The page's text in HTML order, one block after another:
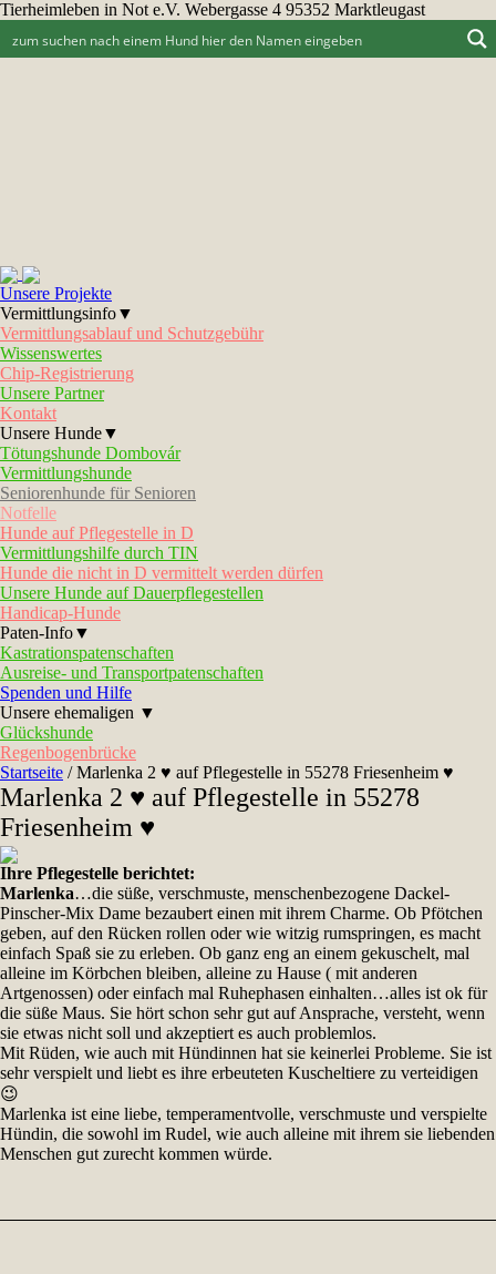
Tierheimleben in Not e.V. Webergasse 4 95352 Marktleugast
Unsere Projekte
Vermittlungsinfo▼
Vermittlungsablauf und Schutzgebühr
Wissenswertes
Chip-Registrierung
Unsere Partner
Kontakt
Unsere Hunde▼
Tötungshunde Dombovár
Vermittlungshunde
Seniorenhunde für Senioren
Notfelle
Hunde auf Pflegestelle in D
Vermittlungshilfe durch TIN
Hunde die nicht in D vermittelt werden dürfen
Unsere Hunde auf Dauerpflegestellen
Handicap-Hunde
Paten-Info▼
Kastrationspatenschaften
Ausreise- und Transportpatenschaften
Spenden und Hilfe
Unsere ehemaligen ▼
Glückshunde
Regenbogenbrücke
Startseite /Marlenka 2 ♥ auf Pflegestelle in 55278 Friesenheim ♥
Marlenka 2 ♥ auf Pflegestelle in 55278
Friesenheim ♥
Ihre Pflegestelle berichtet:
Marlenka…die süße, verschmuste, menschenbezogene Dackel-
Pinscher-Mix Dame bezaubert einen mit ihrem Charme. Ob Pfötchen
geben, auf den Rücken rollen oder wie witzig rumspringen, es macht
einfach Spaß sie zu erleben. Ob ganz eng an einem gekuschelt, mal
alleine im Körbchen bleiben, alleine zu Hause ( mit anderen
Artgenossen) oder einfach mal Ruhephasen einhalten…alles ist ok für
die süße Maus. Sie hört schon sehr gut auf Ansprache, versteht, wenn
sie etwas nicht soll und akzeptiert es auch problemlos.
Mit Rüden, wie auch mit Hündinnen hat sie keinerlei Probleme. Sie ist
sehr verspielt und liebt es ihre erbeuteten Kuscheltiere zu verteidigen
😉
Marlenka ist eine liebe, temperamentvolle, verschmuste und verspielte
Hündin, die sowohl im Rudel, wie auch alleine mit ihrem sie liebenden
Menschen gut zurecht kommen würde.